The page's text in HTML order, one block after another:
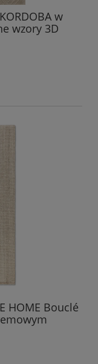
w
wzory 3D
HOME Bouclé